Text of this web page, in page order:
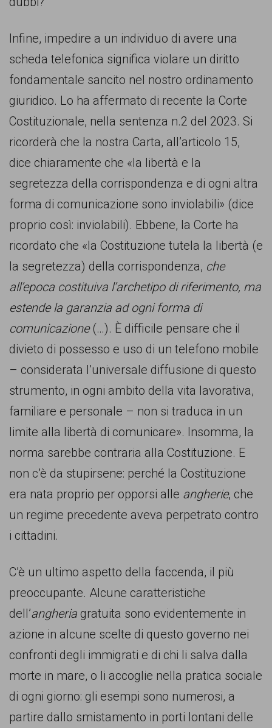
Infine, impedire a un individuo di avere una
scheda telefonica significa violare un diritto
fondamentale sancito nel nostro ordinamento
giuridico. Lo ha affermato di recente la Corte
Costituzionale, nella sentenza n.2 del 2023. Si
ricorderà che la nostra Carta, all’articolo 15,
dice chiaramente che «la libertà e la
segretezza della corrispondenza e di ogni altra
forma di comunicazione sono inviolabili» (dice
proprio così: inviolabili). Ebbene, la Corte ha
ricordato che «la Costituzione tutela la libertà (e
la segretezza) della corrispondenza, che
all’epoca costituiva l’archetipo di riferimento, ma
estende la garanzia ad ogni forma di
comunicazione(…). È difficile pensare che il
divieto di possesso e uso di un telefono mobile
– considerata l’universale diffusione di questo
strumento, in ogni ambito della vita lavorativa,
familiare e personale – non si traduca in un
limite alla libertà di comunicare». Insomma, la
norma sarebbe contraria alla Costituzione. E
non c’è da stupirsene: perché la Costituzione
era nata proprio per opporsi alle angherie, che
un regime precedente aveva perpetrato contro
i cittadini.
C’è un ultimo aspetto della faccenda, il più
preoccupante. Alcune caratteristiche
dell’angheria gratuita sono evidentemente in
azione in alcune scelte di questo governo nei
confronti degli immigrati e di chi li salva dalla
morte in mare, o li accoglie nella pratica sociale
di ogni giorno: gli esempi sono numerosi, a
partire dallo smistamento in porti lontani delle